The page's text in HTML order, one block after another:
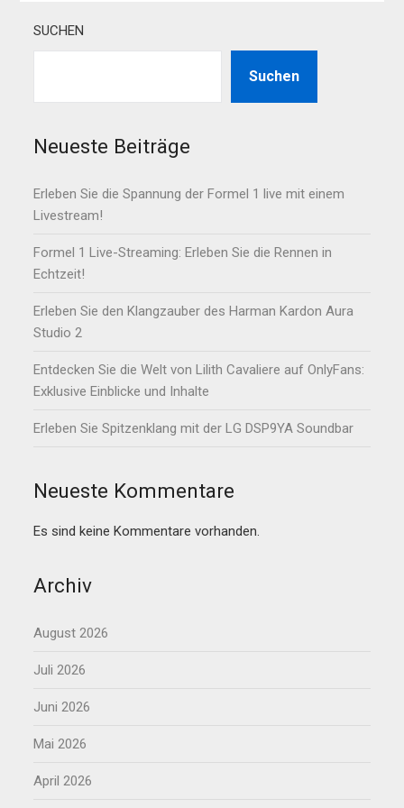
SUCHEN
Suchen
Neueste Beiträge
Erleben Sie die Spannung der Formel 1 live mit einem
Livestream!
Formel 1 Live-Streaming: Erleben Sie die Rennen in
Echtzeit!
Erleben Sie den Klangzauber des Harman Kardon Aura
Studio 2
Entdecken Sie die Welt von Lilith Cavaliere auf OnlyFans:
Exklusive Einblicke und Inhalte
Erleben Sie Spitzenklang mit der LG DSP9YA Soundbar
Neueste Kommentare
Es sind keine Kommentare vorhanden.
Archiv
August 2026
Juli 2026
Juni 2026
Mai 2026
April 2026